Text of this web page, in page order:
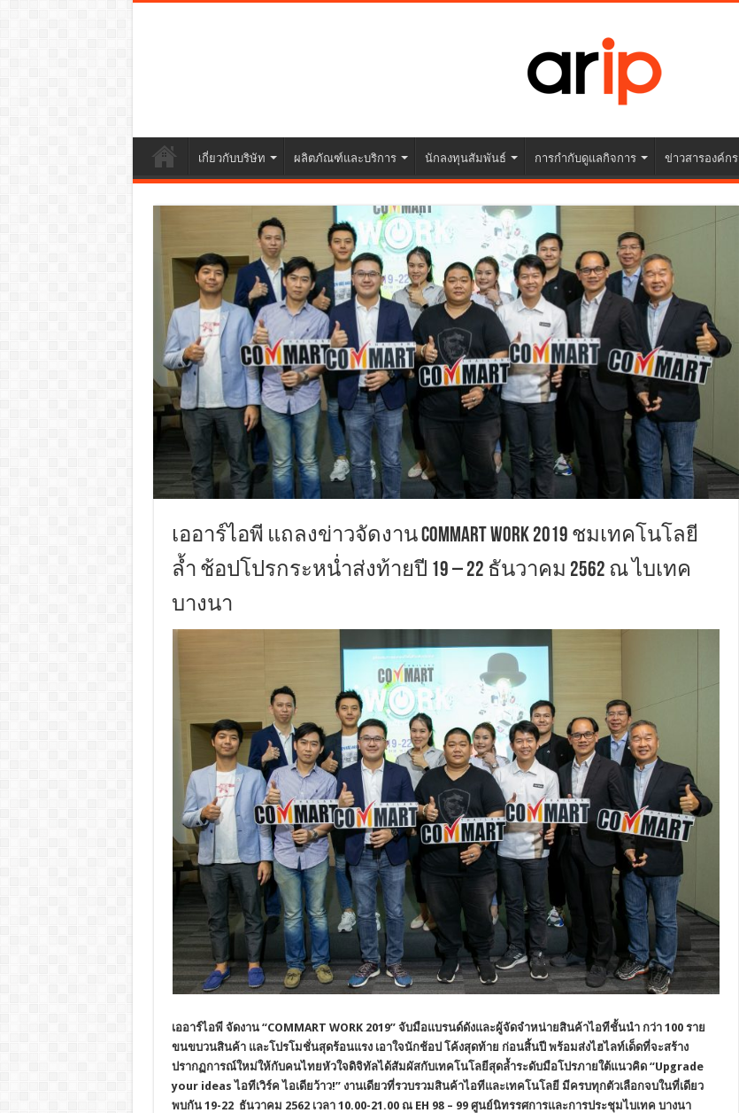
เกี่ยวกับบริษัท ผลิตภัณฑ์และบริการ นักลงทุนสัมพันธ์ การกำกับดูแลกิจการ ข่าวสารองค์กร
เออาร์ไอพี แถลงข่าวจัดงาน COMMART WORK 2019 ชมเทคโนโลยี
ล้ำ ช้อปโปรกระหน่ำส่งท้ายปี 19 – 22 ธันวาคม 2562 ณ ไบเทค
บางนา
เออาร์ไอพี จัดงาน “COMMART WORK 2019” จับมือแบรนด์ดังและผู้จัดจำหน่ายสินค้าไอทีชั้นนำ กว่า 100 ราย
ขนขบวนสินค้า และโปรโมชั่นสุดร้อนแรง เอาใจนักช้อป โค้งสุดท้าย ก่อนสิ้นปี พร้อมส่งไฮไลท์เด็ดที่จะสร้าง
ปรากฏการณ์ใหม่ให้กับคนไทยหัวใจดิจิทัลได้สัมผัสกับเทคโนโลยีสุดล้ำระดับมือโปรภายใต้แนวคิด “Upgrade
your ideas ไอทีเวิร์ค ไอเดียว้าว!” งานเดียวที่รวบรวมสินค้าไอทีและเทคโนโลยี มีครบทุกตัวเลือกจบในที่เดียว
พบกัน 19-22 ธันวาคม 2562 เวลา 10.00-21.00 ณ EH 98 – 99 ศูนย์นิทรรศการและการประชุมไบเทค บางนา